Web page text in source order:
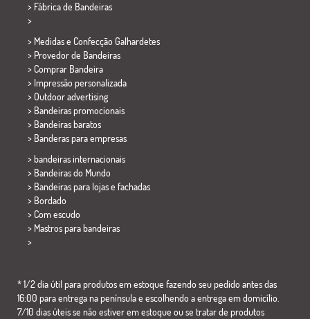
> Fábrica de Bandeiras
>
> Medidas e Confecção Galhardetes
> Provedor de Bandeiras
> Comprar Bandeira
> Impressão personalizada
> Outdoor advertising
> Bandeiras promocionais
> Bandeiras baratos
> Banderas para empresas
> bandeiras internacionais
> Bandeiras do Mundo
> Bandeiras para lojas e fachadas
> Bordado
> Com escudo
> Mastros para bandeiras
>
* 1/2 dia útil para produtos em estoque fazendo seu pedido antes das
16:00 para entrega na península e escolhendo a entrega em domicílio.
7/10 dias úteis se não estiver em estoque ou se tratar de produtos